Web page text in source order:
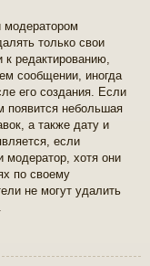
модератором
только свои
редактированию,
сообщении, иногда
его создания. Если
появится небольшая
а также дату и
если
модератор, хотя они
по своему
не могут удалить